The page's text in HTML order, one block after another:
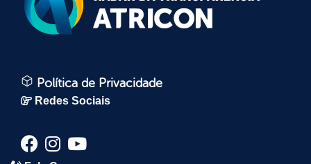
Política de Privacidade
Redes Sociais